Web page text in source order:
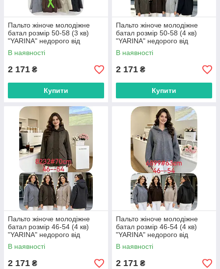
Пальто жіноче молодіжне
батал розмір 50-58 (3 кв)
"YARINA" недорого від
прямого постачальника
В наявності
2 171 ₴
Купити
Пальто жіноче молодіжне
батал розмір 50-58 (4 кв)
"YARINA" недорого від
прямого постачальника
В наявності
2 171 ₴
Купити
Пальто жіноче молодіжне
батал розмір 46-54 (4 кв)
"YARINA" недорого від
прямого постачальника
В наявності
2 171 ₴
Пальто жіноче молодіжне
батал розмір 46-54 (4 кв)
"YARINA" недорого від
прямого постачальника
В наявності
2 171 ₴